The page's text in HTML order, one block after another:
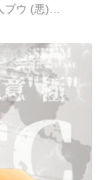
ブウ (悪)…